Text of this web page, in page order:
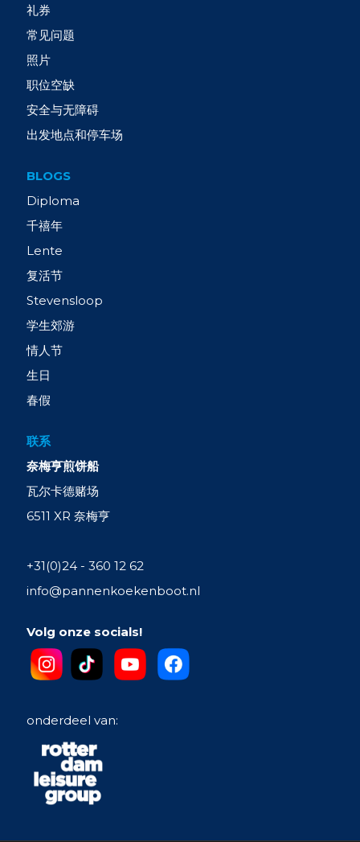
礼券
常见问题
照片
职位空缺
安全与无障碍
出发地点和停车场
BLOGS
Diploma
千禧年
Lente
复活节
Stevensloop
学生郊游
情人节
生日
春假
联系
奈梅亨煎饼船
瓦尔卡德赌场
6511 XR 奈梅亨
+31(0)24 - 360 12 62
info@pannenkoekenboot.nl
Volg onze socials!
onderdeel van: